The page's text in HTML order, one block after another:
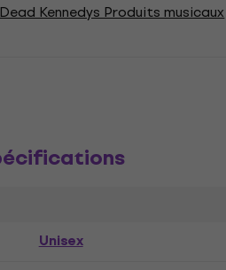
Dead Kennedys Produits musicaux
Unisex